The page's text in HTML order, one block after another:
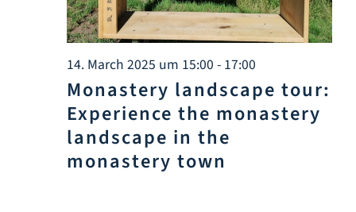
14. March 2025 um 15:00 - 17:00
Monastery landscape tour:
Experience the monastery
landscape in the
monastery town